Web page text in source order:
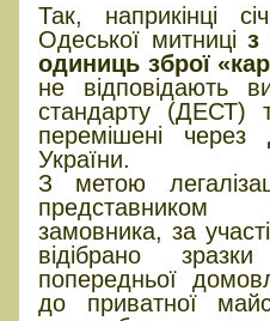
Так, наприкінці
Одеської митниціз
одиниць зброї
не відповідають
стандарту (ДЕСТ)
перемішені
України.
З метою
замовника, за
відібрано
попередньої
до приватної